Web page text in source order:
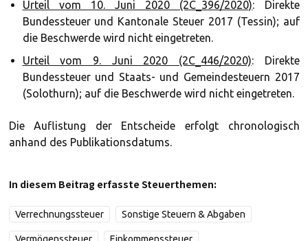
Urteil vom 10. Juni 2020 (2C_396/2020): Direkte
Bundessteuer und Kantonale Steuer 2017 (Tessin); auf
die Beschwerde wird nicht eingetreten.
Urteil vom 9. Juni 2020 (2C_446/2020): Direkte
Bundessteuer und Staats- und Gemeindesteuern 2017
(Solothurn); auf die Beschwerde wird nicht eingetreten.
Die Auflistung der Entscheide erfolgt chronologisch
anhand des Publikationsdatums.
In diesem Beitrag erfasste Steuerthemen:
Verrechnungssteuer Sonstige Steuern & Abgaben